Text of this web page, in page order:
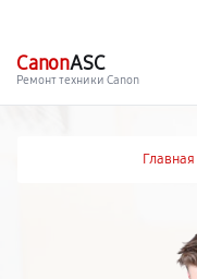
CanonASC
Ремонт техники Canon
Главная